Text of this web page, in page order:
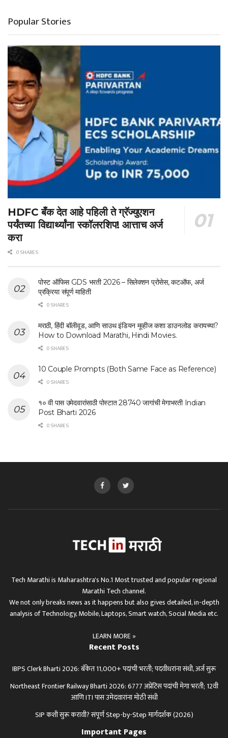
Popular Stories
HDFC बँक देत आहे पहिली ते ग्रॅज्युएशन
पर्यंतच्या विद्यार्थ्यांना स्कॉलरशिप! आत्ताच अर्ज
करा
0 SHARES
पोस्ट ऑफिस GDS भरती 2026 – सिलेक्शन प्रोसेस, कटऑफ, अर्ज
प्रक्रिया संपूर्ण माहिती
0 SHARES
मराठी, हिंदी बॉलीवूड, आणि साउथ इंडियन मूव्हीज कशा डाउनलोड करायच्या?
How to Download Marathi, Hindi Movies.
0 SHARES
10 Couple Prompts (Both Same Face as Reference)
0 SHARES
१० वी पास उमेदवारांसाठी पोस्टात 28740 जागांची मेगाभरती Indian
Post Bharti 2026
0 SHARES
Tech Marathi is Maharashtra's No.1 Most trusted and popular regional
Marathi Tech channel.
We not only breaks news as it happens but also gives detailed, in-depth
analysis of Technology, Mobile, Laptops, Smart watch, Social Media etc.
LEARN MORE »
Recent Posts
IBPS Clerk Bharti 2026: बँकेत 11,000+ पदांची भरती; पदवीधरांना संधी, अर्ज सुरू
Northeast Frontier Railway Bharti 2026: 6777 अप्रेंटिस पदांची मेगा भरती; 12वी
आणि ITI पास उमेदवारांना मोठी संधी
SIP कशी सुरू करावी? संपूर्ण Step-by-Step मार्गदर्शक (2026)
Important Pages